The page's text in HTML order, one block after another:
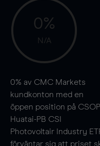
0%
N/A
0% av CMC Markets
kundkonton med en
öppen position på CSOP
Huatai-PB CSI
Photovoltair Industry
förväntar sig att priset